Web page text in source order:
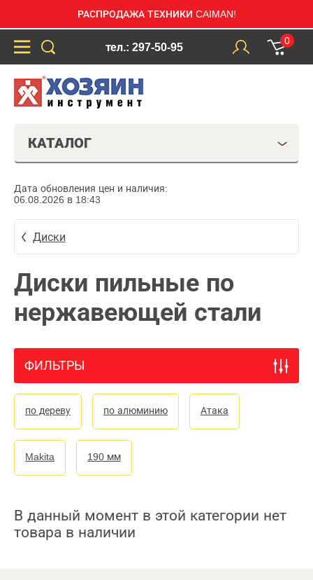
РАСПРОДАЖА ТЕХНИКИ CAIMAN!
тел.: 297-50-95
0
КАТАЛОГ
Дата обновления цен и наличия:
06.08.2026 в 18:43
Диски
Диски пильные по
нержавеющей стали
ФИЛЬТРЫ
по дереву по алюминию Атака
Makita 190 мм
В данный момент в этой категории нет
товара в наличии